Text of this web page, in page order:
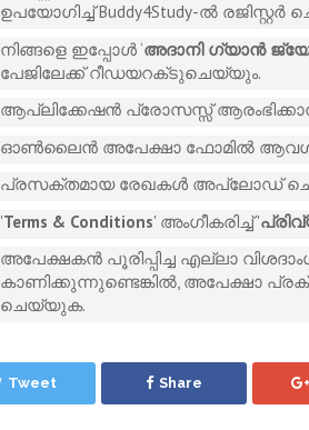
ഉപയോഗിച്ച് Buddy4Study-ൽ
നിങ്ങളെ ഇപ്പോൾ ‘അദാനി ഗ്യാൻ
പേജിലേക്ക് റീഡയറക്‌ടുചെയ്യും.
ആപ്ലിക്കേഷൻ പ്രോസസ്സ്
ഓൺലൈൻ അപേക്ഷാ ഫോമിൽ
പ്രസക്തമായ രേഖകൾ അപ്‌ലോഡ്
'Terms & Conditions' അംഗീകരിച്ച് '
അപേക്ഷകൻ പൂരിപ്പിച്ച എല്ലാ
കാണിക്കുന്നുണ്ടെങ്കിൽ, അപേക്ഷാ
ചെയ്യുക.
Tweet Share